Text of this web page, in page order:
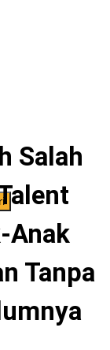
Salah
Anak
Tanpa